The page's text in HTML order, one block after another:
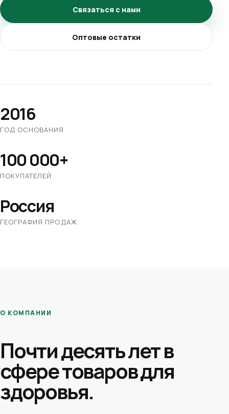
Связаться с нами
Оптовые остатки
2016
ГОД ОСНОВАНИЯ
100 000+
ПОКУПАТЕЛЕЙ
Россия
ГЕОГРАФИЯ ПРОДАЖ
О КОМПАНИИ
Почти десять лет в
сфере товаров для
здоровья.